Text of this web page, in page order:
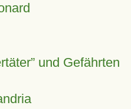
und Gefährten